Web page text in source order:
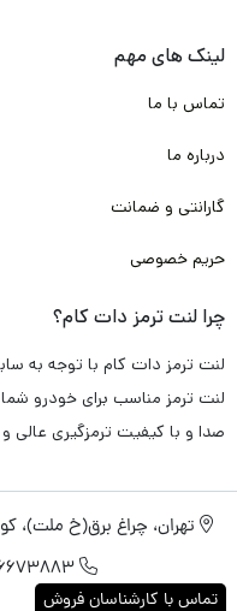
لینک های مهم
تماس با ما
درباره ما
گارانتی و ضمانت
حریم خصوصی
چرا لنت ترمز دات کام؟
لنت ترمز دات کام با توجه به
لنت ترمز مناسب برای خودرو
صدا و با کیفیت ترمزگیری
تهران، چراغ برق(خ ملت)، کوچه
تماس با کارشناسان فروش